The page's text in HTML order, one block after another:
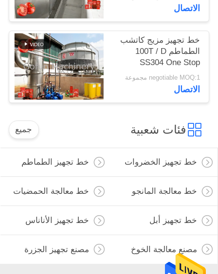
الخصوصية
الاتصال
خط تجهيز مزيج كاتشب
الطماطم 100T / D
SS304 One Stop
Service
negotiable MOQ:1 مجموعة
الاتصال
فئات شعبية جميع
خط تجهيز الخضروات خط تجهيز الطماطم
خط معالجة المانجو خط معالجة الحمضيات
خط تجهيز أبل خط تجهيز الأناناس
مصنع معالجة الخوخ مصنع تجهيز الجزرة